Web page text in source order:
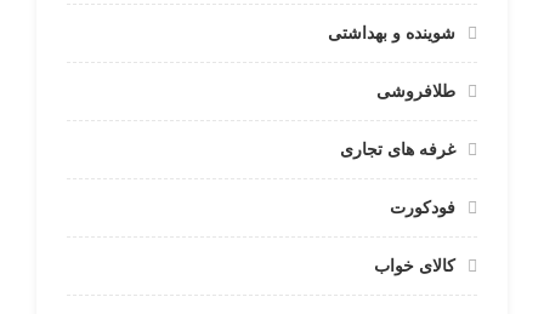
شوینده و بهداشتی
طلافروشی
غرفه های تجاری
فودکورت
کالای خواب